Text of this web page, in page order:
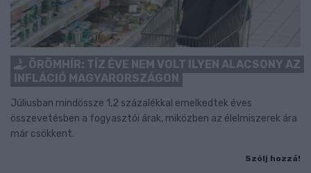
ÖRÖMHÍR: TÍZ ÉVE NEM VOLT ILYEN ALACSONY AZ
INFLÁCIÓ MAGYARORSZÁGON
Júliusban mindössze 1,2 százalékkal emelkedtek éves
összevetésben a fogyasztói árak, miközben az élelmiszerek ára
már csökkent.
Szólj hozzá!